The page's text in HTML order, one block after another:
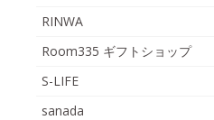
RINWA
Room335 ギフトショップ
S-LIFE
sanada